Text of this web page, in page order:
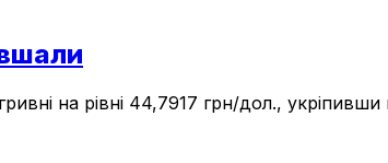
на рівні 44,7917 грн/дол.,